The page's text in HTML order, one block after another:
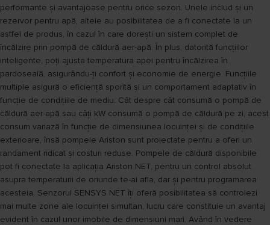
performante și avantajoase pentru orice sezon. Unele includ și un
rezervor pentru apă, altele au posibilitatea de a fi conectate la un
astfel de produs, în cazul în care dorești un sistem complet de
încălzire prin pompă de căldură aer-apă. În plus, datorită funcțiilor
inteligente, poți ajusta temperatura apei pentru încălzirea în
pardoseală, asigurându-ți confort și economie de energie. Funcțiile
multiple asigură o eficiență sporită și un comportament adaptativ în
funcție de condițiile de mediu. Cât despre cât consumă o pompă de
căldură aer-apă sau câți kW consumă o pompă de căldură pe zi, acest
consum variază în funcție de dimensiunea locuinței și de condițiile
exterioare, însă pompele Ariston sunt proiectate pentru a oferi un
randament ridicat și costuri reduse. Pompele de căldură disponibile
pot fi conectate la aplicația Ariston NET, pentru un control absolut
asupra temperaturii de oriunde te-ai afla, dar și pentru programarea
acesteia. Senzorul SENSYS NET îți oferă posibilitatea să controlezi
mai multe zone ale locuinței simultan, lucru care constituie un avantaj
evident în cazul unor imobile de dimensiuni mari. Având în vedere